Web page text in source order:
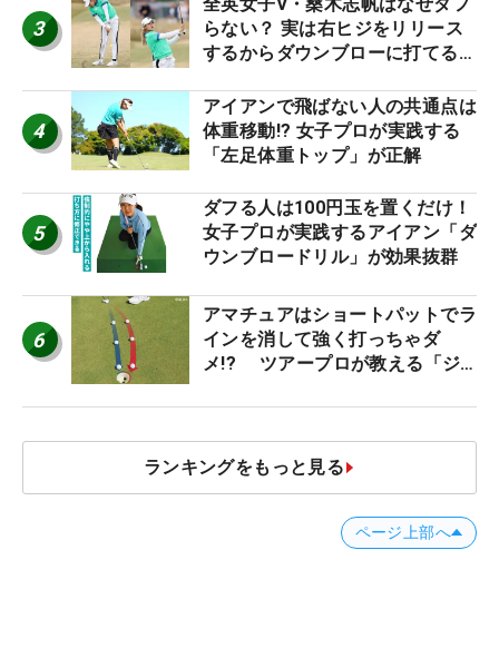
3
らない？ 実は右ヒジをリリース
するからダウンブローに打てる #
4
アイアンで飛ばない人の共通点は
体重移動!? 女子プロが実践する
「左足体重トップ」が正解
5
ダフる人は100円玉を置くだけ！
女子プロが実践するアイアン「ダ
ウンブロードリル」が効果抜群
6
アマチュアはショートパットでラ
インを消して強く打っちゃダ
メ!? ツアープロが教える「ジ
減するワケ
ランキングをもっと見る
ページ上部へ